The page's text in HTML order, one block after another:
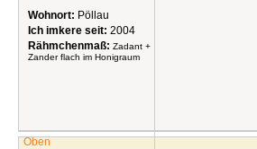
Wohnort: Pöllau
Ich imkere seit: 2004
Rähmchenmaß: Zadant +
Zander flach im Honigraum
Oben